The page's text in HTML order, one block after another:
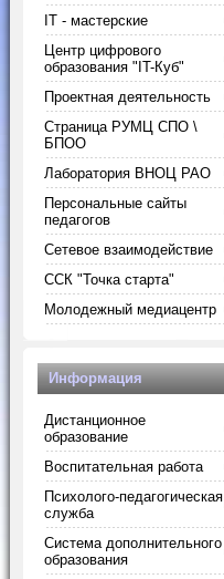
IT - мастерские
Центр цифрового
образования "IT-Куб"
Проектная деятельность
Страница РУМЦ СПО \
БПОО
Лаборатория ВНОЦ РАО
Персональные сайты
педагогов
Сетевое взаимодействие
ССК "Точка старта"
Молодежный медиацентр
Информация
Дистанционное
образование
Воспитательная работа
Психолого-педагогическая
служба
Система дополнительного
образования